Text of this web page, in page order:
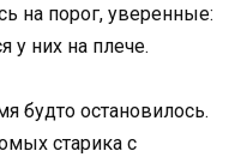
на порог, уверенные:
у них на плече.
будто остановилось.
старика с